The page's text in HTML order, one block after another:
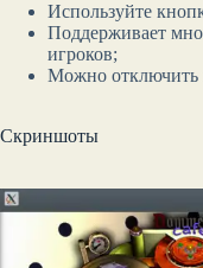
Используйте
Поддерживает
игроков;
Можно отключить
Скриншоты